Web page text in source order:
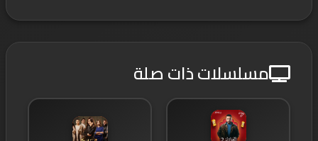
مسلسلات ذات صلة